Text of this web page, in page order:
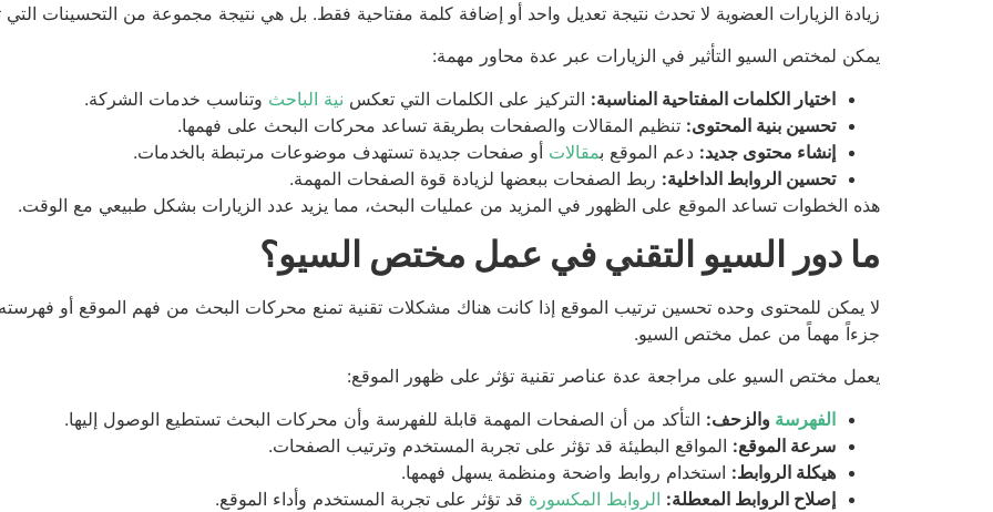
زيادة الزيارات العضوية لا تحدث نتيجة تعديل واحد أو إضافة كلمة مفتاحية فقط. بل هي نتيجة مجموعة من التحسينات
يمكن لمختص السيو التأثير في الزيارات عبر عدة محاور مهمة:
اختيار الكلمات المفتاحية المناسبة: التركيز على الكلمات التي تعكس نية الباحث وتناسب خدمات الشركة.
تحسين بنية المحتوى: تنظيم المقالات والصفحات بطريقة تساعد محركات البحث على فهمها.
إنشاء محتوى جديد: دعم الموقع بمقالات أو صفحات جديدة تستهدف موضوعات مرتبطة بالخدمات.
تحسين الروابط الداخلية: ربط الصفحات ببعضها لزيادة قوة الصفحات المهمة.
هذه الخطوات تساعد الموقع على الظهور في المزيد من عمليات البحث، مما يزيد عدد الزيارات بشكل طبيعي مع الوقت.
ما دور السيو التقني في عمل مختص السيو؟
لا يمكن للمحتوى وحده تحسين ترتيب الموقع إذا كانت هناك مشكلات تقنية تمنع محركات البحث من فهم الموقع أو
جزءاً مهماً من عمل مختص السيو.
يعمل مختص السيو على مراجعة عدة عناصر تقنية تؤثر على ظهور الموقع:
الفهرسة والزحف: التأكد من أن الصفحات المهمة قابلة للفهرسة وأن محركات البحث تستطيع الوصول إليها.
سرعة الموقع: المواقع البطيئة قد تؤثر على تجربة المستخدم وترتيب الصفحات.
هيكلة الروابط: استخدام روابط واضحة ومنظمة يسهل فهمها.
إصلاح الروابط المعطلة: الروابط المكسورة قد تؤثر على تجربة المستخدم وأداء الموقع.